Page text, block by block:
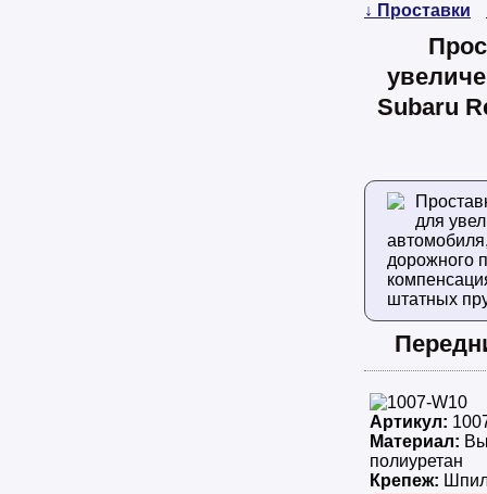
↓ Проставки
Subaru
для
дорожного
штатных
Артикул:
Материал:
полиуретан
Крепеж: